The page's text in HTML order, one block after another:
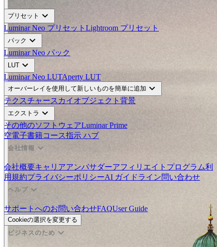
プリセット expand_more
Luminar Neo プリセット Lightroom プリセット
パック expand_more
Luminar Neo パック
LUT expand_more
Luminar Neo LUTAperty LUT
オーバーレイを使用して新しいものを簡単に追加 expand_more
テクスチャースカイオブジェクト 背景
エクストラ expand_more
その他のソフトウェアLuminar Prime
空電子書籍コース指示 ハブ
会社情報 expand_more
会社概要キャリアアンバサダーアフィリエイトプログラム利
用規約プライバシーポリシーAI ガイドライン問い合わせ
ヘルプ expand_more
サポートへのお問い合わせFAQUser Guide
Cookieの選択を変更する
ビジネスのため expand_more